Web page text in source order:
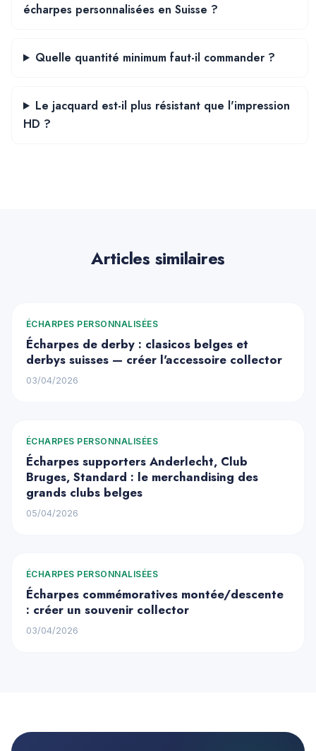
écharpes personnalisées en Suisse ?
Quelle quantité minimum faut-il commander ?
Le jacquard est-il plus résistant que l'impression
HD ?
Articles similaires
ÉCHARPES PERSONNALISÉES
Écharpes de derby : clasicos belges et
derbys suisses — créer l'accessoire collector
03/04/2026
ÉCHARPES PERSONNALISÉES
Écharpes supporters Anderlecht, Club
Bruges, Standard : le merchandising des
grands clubs belges
05/04/2026
ÉCHARPES PERSONNALISÉES
Écharpes commémoratives montée/descente
: créer un souvenir collector
03/04/2026